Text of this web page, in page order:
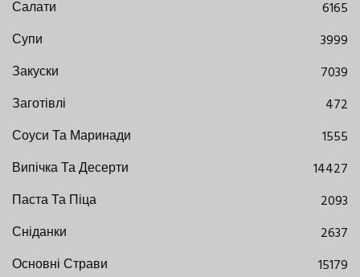
Салати
6165
Супи
3999
Закуски
7039
Заготівлі
472
Соуси Та Маринади
1555
Випічка Та Десерти
14427
Паста Та Піца
2093
Сніданки
2637
Основні Страви
15179